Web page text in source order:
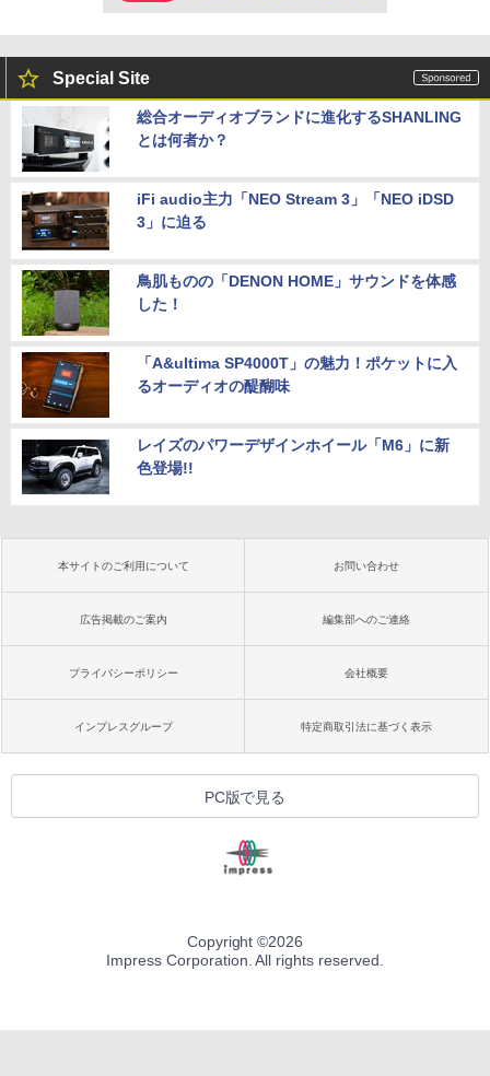
Special Site
総合オーディオブランドに進化するSHANLING
とは何者か？
iFi audio主力「NEO Stream 3」「NEO iDSD
3」に迫る
鳥肌ものの「DENON HOME」サウンドを体感
した！
「A&ultima SP4000T」の魅力！ポケットに入
るオーディオの醍醐味
レイズのパワーデザインホイール「M6」に新
色登場!!
本サイトのご利用について お問い合わせ
広告掲載のご案内 編集部へのご連絡
プライバシーポリシー 会社概要
インプレスグループ 特定商取引法に基づく表示
PC版で見る
Copyright ©2026
Impress Corporation. All rights reserved.